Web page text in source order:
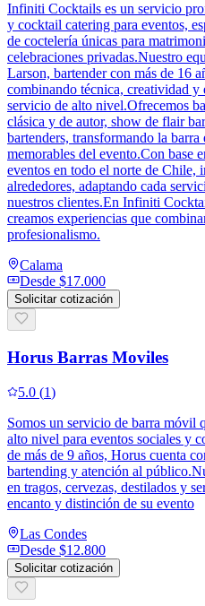
Infiniti Cocktails es un servicio
y cocktail catering para eventos,
de coctelería únicas para
celebraciones privadas.Nuestro
Larson, bartender con más de 16
combinando técnica, creatividad y
servicio de alto nivel.Ofrecemos
clásica y de autor, show de flair
bartenders, transformando la
memorables del evento.Con base
eventos en todo el norte de Chile,
alrededores, adaptando cada
nuestros clientes.En Infiniti
creamos experiencias que
profesionalismo.
Calama
Desde $17.000
Solicitar cotización
Horus Barras Moviles
5.0 (1)
Somos un servicio de barra móvil
alto nivel para eventos sociales y
de más de 9 años, Horus cuenta
bartending y atención al
en tragos, cervezas, destilados y
encanto y distinción de su evento
Las Condes
Desde $12.800
Solicitar cotización